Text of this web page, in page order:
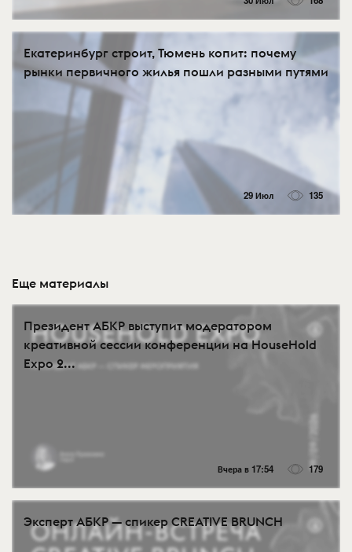
Екатеринбург строит, Тюмень копит: почему
рынки первичного жилья пошли разными путями
29 Июл 135
Еще материалы
Президент АБКР выступит модератором
креативной сессии конференции на HouseHold
Expo 2...
Вчера в 17:54 179
Эксперт АБКР — спикер CREATIVE BRUNCH